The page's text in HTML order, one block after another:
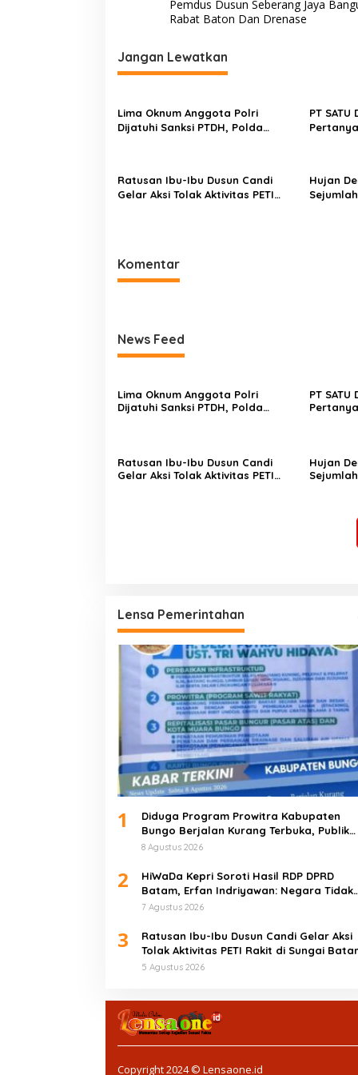
v
i
g
s
i
o
s
Pemdus Dusun Seberang Jaya
Rabat Baton Dan Drenase
Jangan Lewatkan
Lima Oknum Anggota Polri
Dijatuhi Sanksi PTDH, Polda
PT
Ratusan Ibu-Ibu Dusun Candi
Gelar Aksi Tolak Aktivitas PETI
Hujan
Komentar
News Feed
Lima Oknum Anggota Polri
Dijatuhi Sanksi PTDH, Polda
PT
Ratusan Ibu-Ibu Dusun Candi
Gelar Aksi Tolak Aktivitas PETI
Hujan
Lensa Pemerintahan
1
Diduga Program Prowitra Kabupaten
Bungo Berjalan Kurang Terbuka, Publik
Pertanyakan Transparansi
8 Agustus 2026
2
HiWaDa Kepri Soroti Hasil RDP DPRD
Batam, Erfan Indriyawan: Negara Tidak
Boleh Kalah oleh Maladministrasi
7 Agustus 2026
3
Ratusan Ibu-Ibu Dusun Candi Gelar Aksi
Tolak Aktivitas PETI Rakit di Sungai
Tebo
5 Agustus 2026
Copyright 2024 © Lensaone.id